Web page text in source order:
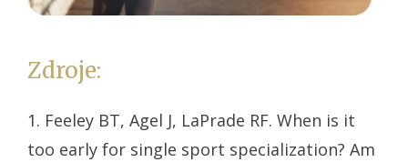
Zdroje:
1. Feeley BT, Agel J, LaPrade RF. When is it
too early for single sport specialization? Am